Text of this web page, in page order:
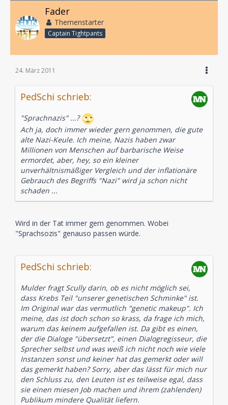
Fader
Themenstarter
Captain Tightpants
24. März 2011
PedSchi schrieb:
"Sprachnazis" ...?
Ach ja, doch immer wieder gern genommen, die gute
alte Nazi-Keule. Ich meine, Nazis haben zwar
Millionen von Menschen auf barbarische Weise
ermordet, aber, hey, so ein kleiner
unverhältnismäßiger Vergleich und der inflationäre
Gebrauch des Begriffs "Nazi" wird ja schon nicht
schaden ...
Wird in der Tat immer gern genommen. Wobei
"Sprachsozis" genauso passen würde.
PedSchi schrieb:
Mulder fragt Scully darin, ob es nicht möglich sei,
dass Krebs Teil "unserer genetischen Schminke" ist.
Im Original war das vermutlich "genetic makeup". Ich
meine, das ist doch schon so krass, da frage ich mich,
warum das keinem aufgefallen ist. Da gibt es einen,
der die Dialoge "übersetzt", einen Dialogregisseur, die
Sprecher selbst und was weiß ich nicht noch wie viele
Instanzen sonst und keiner hat das gemerkt oder will
das gemerkt haben? Sorry, aber das lässt für mich nur
den Schluss zu, den Leuten ist es teilweise egal, dass
sie einen miesen Job machen und ihrem (zahlenden)
Publikum mindere Qualität liefern.